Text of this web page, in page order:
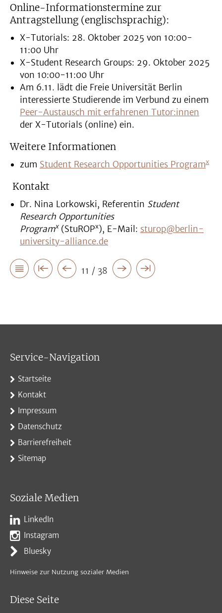
Online-Informationstermine zur
Antragstellung (englischsprachig):
X-Tutorials: 28. Oktober 2025 von 10:00-
11:00 Uhr
X-Student Research Groups: 29. Oktober 2025
von 10:00-11:00 Uhr
Am 6.11. lädt die Freie Universität Berlin
interessierte Studierende im Verbund zu einem
Peer-Austausch mit erfahrenen Tutor:innen
der X-Tutorials (online) ein.
Weitere Informationen
zum Student Research Opportunities Programx
Kontakt
Dr. Nina Lorkowski, Referentin Student
Research Opportunities
Programx(StuROPx), E-Mail: sturop@berlin-
university-alliance.de
11 / 38
Service-Navigation
Startseite
Kontakt
Impressum
Datenschutz
Barrierefreiheit
Sitemap
Soziale Medien
LinkedIn
Instagram
Bluesky
Hinweise zur Nutzung sozialer Medien
Diese Seite